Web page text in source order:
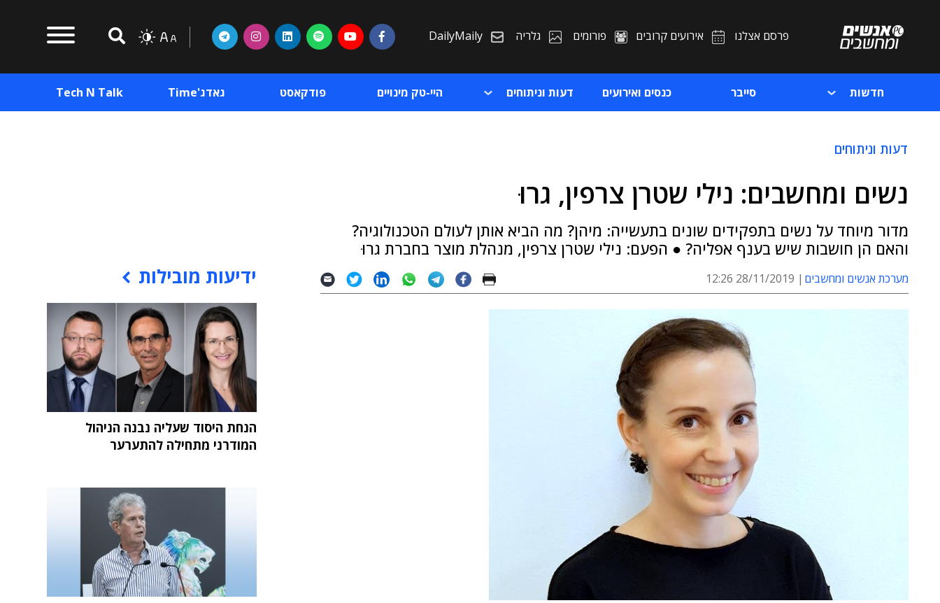
פרסם אצלנו אירועים קרובים פורומים גלריה DailyMaily
חדשות סייבר כנסים ואירועים דעות וניתוחים היי-טק מינויים פודקאסט גאדג'Time Tech N Talk
דעות וניתוחים
נשים ומחשבים: נילי שטרן צרפין, גרוּ
מדור מיוחד על נשים בתפקידים שונים בתעשייה: מיהן? מה הביא אותן לעולם הטכנולוגיה?
והאם הן חושבות שיש בענף אפליה? ● הפעם: נילי שטרן צרפין, מנהלת מוצר בחברת גרוּ
מערכת אנשים ומחשבים 28/11/2019 12:26 ידיעות מובילות
הנחת היסוד שעליה נבנה הניהול
המודרני מתחילה להתערער